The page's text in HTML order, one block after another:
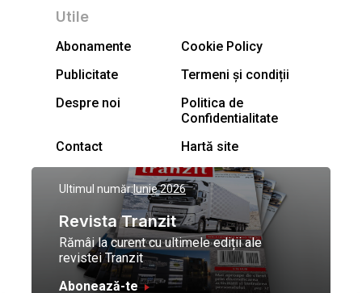
Utile
Abonamente
Cookie Policy
Publicitate
Termeni și condiții
Despre noi
Politica de
Confidentialitate
Contact
Hartă site
Ultimul număr:Iunie 2026
Revista Tranzit
Rămâi la curent cu ultimele ediții ale
revistei Tranzit
Abonează-te